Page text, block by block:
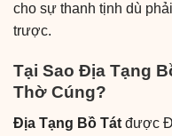
cho sự thanh tịnh dù
trược.
Tại Sao Địa Tạng
Thờ Cúng?
Địa Tạng Bồ Tát được